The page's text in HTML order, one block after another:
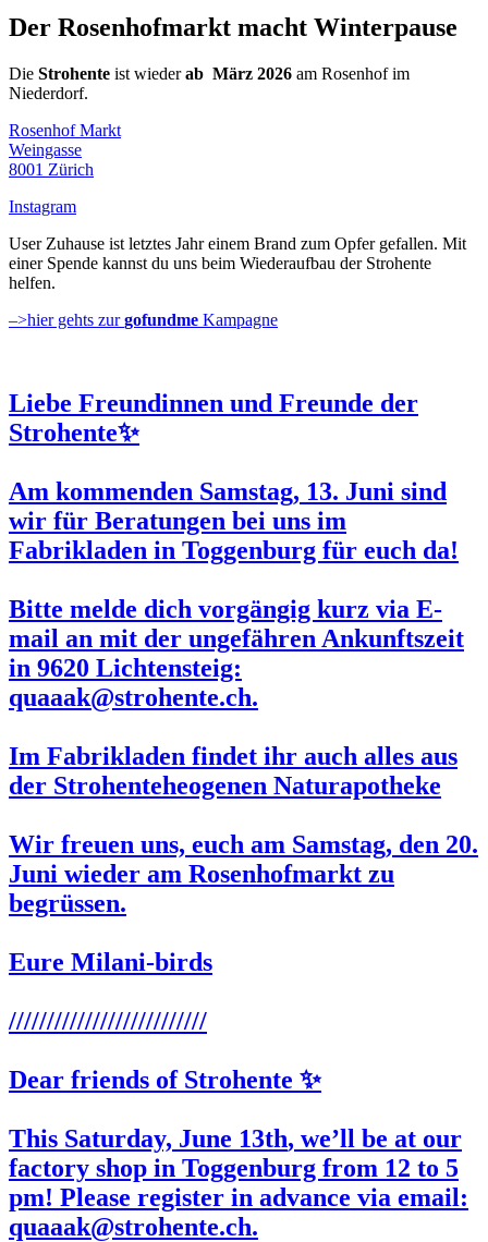
Der Rosenhofmarkt macht Winterpause
Die Strohente ist wiederab März 2026 am Rosenhof im
Niederdorf.
Rosenhof Markt
Weingasse
8001 Zürich
Instagram
User Zuhause ist letztes Jahr einem Brand zum Opfer gefallen. Mit
einer Spende kannst du uns beim Wiederaufbau der Strohente
helfen.
–>hier gehts zurgofundme Kampagne
Liebe Freundinnen und Freunde der
Strohente✨
Am kommenden Samstag, 13. Juni sind
wir für Beratungen bei uns im
Fabrikladen in Toggenburg für euch da!
Bitte melde dich vorgängig kurz via E-
mail an mit der ungefähren Ankunftszeit
in 9620 Lichtensteig:
quaaak@strohente.ch.
Im Fabrikladen findet ihr auch alles aus
der Strohenteheogenen Naturapotheke
Wir freuen uns, euch am Samstag, den 20.
Juni wieder am Rosenhofmarkt zu
begrüssen.
Eure Milani-birds
//////////////////////////
Dear friends of Strohente ✨
This Saturday, June 13th, we’ll be at our
factory shop in Toggenburg from 12 to 5
pm! Please register in advance via email:
quaaak@strohente.ch.